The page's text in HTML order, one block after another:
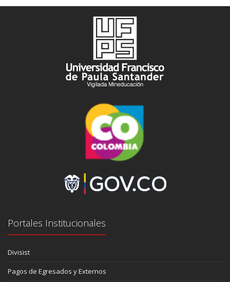
Portales Institucionales
Divisist
Pagos de Egresados y Externos